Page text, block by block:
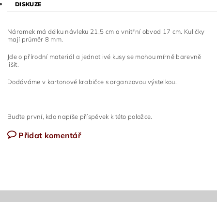
DISKUZE
Náramek má délku návleku 21,5 cm a vnitřní obvod 17 cm. Kuličky
mají průměr 8 mm.
Jde o přírodní materiál a jednotlivé kusy se mohou mírně barevně
lišit.
Dodáváme v kartonové krabičce s organzovou výstelkou.
Buďte první, kdo napíše příspěvek k této položce.
Přidat komentář